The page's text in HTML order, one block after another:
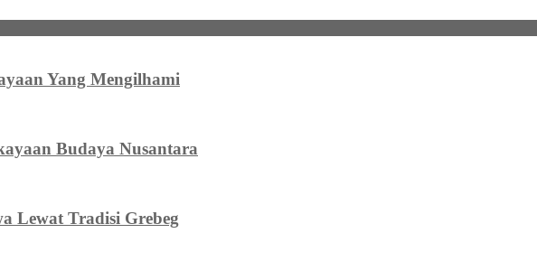
Yang Mengilhami
Budaya Nusantara
Lewat Tradisi Grebeg